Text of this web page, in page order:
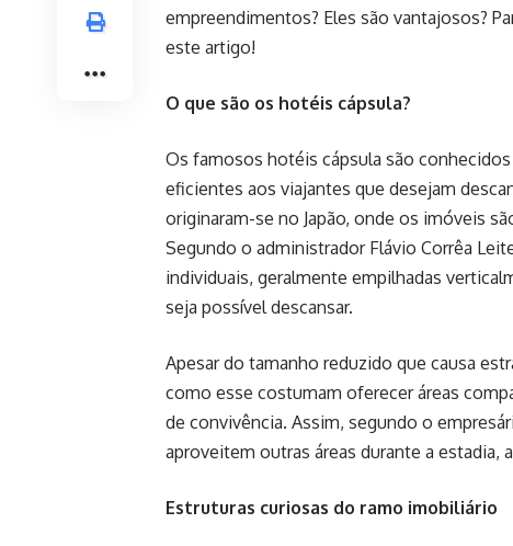
empreendimentos? Eles são vantajosos?
este artigo!
O que são os hotéis cápsula?
Os famosos hotéis cápsula são
eficientes aos viajantes que desejam
originaram-se no Japão, onde os imóveis
Segundo o administrador Flávio Corrêa
individuais, geralmente empilhadas
seja possível descansar.
Apesar do tamanho reduzido que causa
como esse costumam oferecer áreas
de convivência. Assim, segundo o
aproveitem outras áreas durante a estadia,
Estruturas curiosas do ramo imobiliário